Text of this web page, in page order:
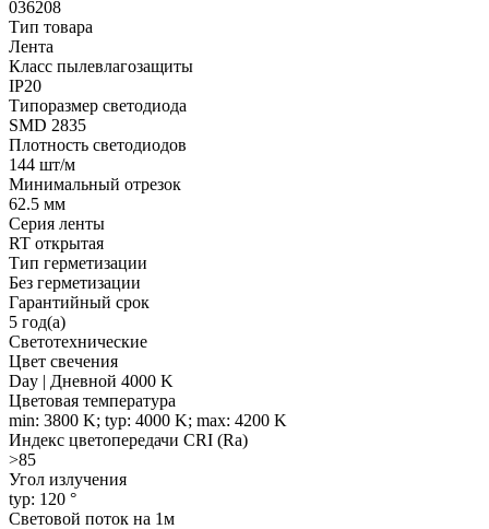
036208
Тип товара
Лента
Класс пылевлагозащиты
IP20
Типоразмер светодиода
SMD 2835
Плотность светодиодов
144 шт/м
Минимальный отрезок
62.5 мм
Серия ленты
RT открытая
Тип герметизации
Без герметизации
Гарантийный срок
5 год(а)
Светотехнические
Цвет свечения
Day | Дневной 4000 K
Цветовая температура
min: 3800 K; typ: 4000 K; max: 4200 K
Индекс цветопередачи CRI (Ra)
>85
Угол излучения
typ: 120 °
Световой поток на 1м